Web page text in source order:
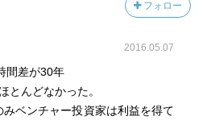
プライドも何も捨てて目的のた
ラリティ（技術的特異点）は注
フォロー
2016.05.07
間差が30年
とんどなかった。
ベンチャー投資家は利益を得て